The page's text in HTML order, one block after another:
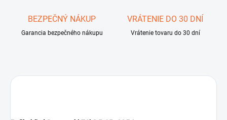
BEZPEČNÝ NÁKUP
Garancia bezpečného nákupu
VRÁTENIE DO 30 DNÍ
Vrátenie tovaru do 30 dní